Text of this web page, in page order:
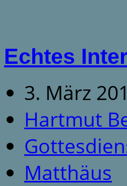
Echtes
3. März
Hartmut
Matthäus